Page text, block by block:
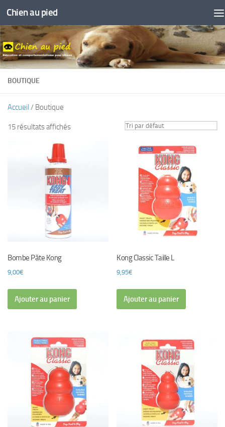
Skip to content
Chien au pied
BOUTIQUE
Accueil / Boutique
15 résultats affichés
Bombe Pâte Kong
9,00€
Ajouter au panier
Kong Classic Taille L
9,95€
Ajouter au panier